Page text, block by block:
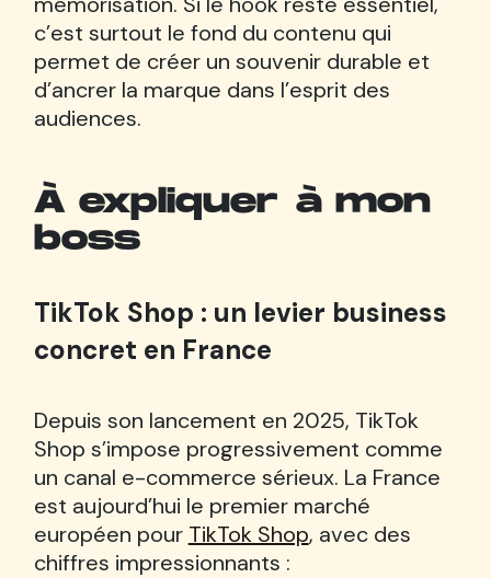
c’est surtout le fond du contenu qui
permet de créer un souvenir durable et
d’ancrer la marque dans l’esprit des
audiences.
À expliquer à mon
boss
TikTok Shop : un levier business
concret en France
Depuis son lancement en 2025, TikTok
Shop s’impose progressivement comme
un canal e-commerce sérieux. La France
est aujourd’hui le premier marché
européen pour TikTok Shop, avec des
chiffres impressionnants :